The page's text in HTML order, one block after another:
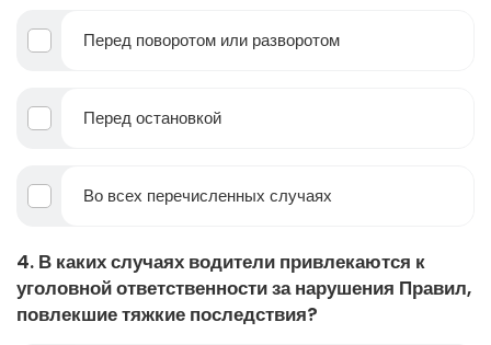
Перед поворотом или разворотом
Перед остановкой
Во всех перечисленных случаях
4. В каких случаях водители привлекаются к
уголовной ответственности за нарушения Правил,
повлекшие тяжкие последствия?